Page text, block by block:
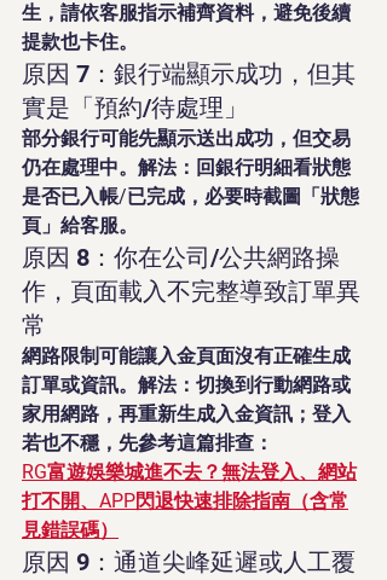
生，請依客服指示補齊資料，避免後續
提款也卡住。
原因 7：銀行端顯示成功，但其
實是「預約/待處理」
部分銀行可能先顯示送出成功，但交易
仍在處理中。解法：回銀行明細看狀態
是否已入帳/已完成，必要時截圖「狀態
頁」給客服。
原因 8：你在公司/公共網路操
作，頁面載入不完整導致訂單異
常
網路限制可能讓入金頁面沒有正確生成
訂單或資訊。解法：切換到行動網路或
家用網路，再重新生成入金資訊；登入
若也不穩，先參考這篇排查：
RG富遊娛樂城進不去？無法登入、網站
打不開、APP閃退快速排除指南（含常
見錯誤碼）
原因 9：通道尖峰延遲或人工覆